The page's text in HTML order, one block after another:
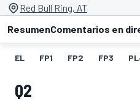
Red Bull Ring, AT
ResumenComentarios en
EL FP1 FP2 FP3
Q2